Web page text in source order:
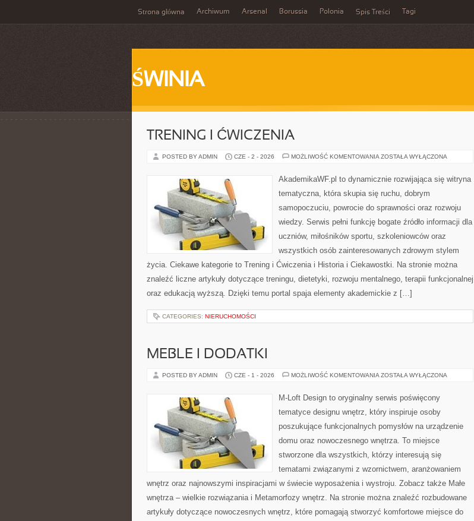
Strona główna Archiwum Arsenal Borussia Polonia Spis Treści Tagi
ŚWINIA
TRENING I ĆWICZENIA
POSTED BY ADMIN CZE - 2 - 2026 MOŻLIWOŚĆ KOMENTOWANIA TRENING
ZOSTAŁA WYŁĄCZONA
AkademikaWF.pl to dynamicznie rozwijająca się witryna
tematyczna, która skupia się ruchu, dobrym
samopoczuciu, powrocie do sprawności oraz rozwoju
wiedzy. Serwis pełni funkcję bogate źródło informacji dla
uczniów, miłośników sportu, szkoleniowców oraz
wszystkich osób zainteresowanych zdrowym stylem
życia. Ciekawe kategorie to Trening i Ćwiczenia i Historia i Ciekawostki. Na stronie można
znaleźć liczne artykuły dotyczące treningu, dietetyki, rozwoju mentalnego, terapii funkcjonalnej
oraz edukacją wyższą. Dzięki temu portal spaja elementy akademickie z […]
CATEGORIES: NIERUCHOMOŚCI
MEBLE I DODATKI
POSTED BY ADMIN CZE - 1 - 2026 MOŻLIWOŚĆ KOMENTOWANIA MEBLE
ZOSTAŁA WYŁĄCZONA
M-Loft Design to oryginalny serwis poświęcony
tematyce designu wnętrz, który inspiruje osoby
poszukujące funkcjonalnych pomysłów na urządzenie
domu oraz nowoczesnego wnętrza. To miejsce
stworzone dla wszystkich, którzy interesują się
tematami związanymi z wzornictwem, aranżowaniem
wnętrz oraz najnowszymi inspiracjami w świecie wyposażenia i wystroju. Zobacz także Małe
wnętrza – wielkie rozwiązania i Metamorfozy wnętrz. Na stronie można znaleźć rozbudowane
artykuły dotyczące nowoczesnych wnętrz, które pomagają stworzyć komfortowe miejsce do